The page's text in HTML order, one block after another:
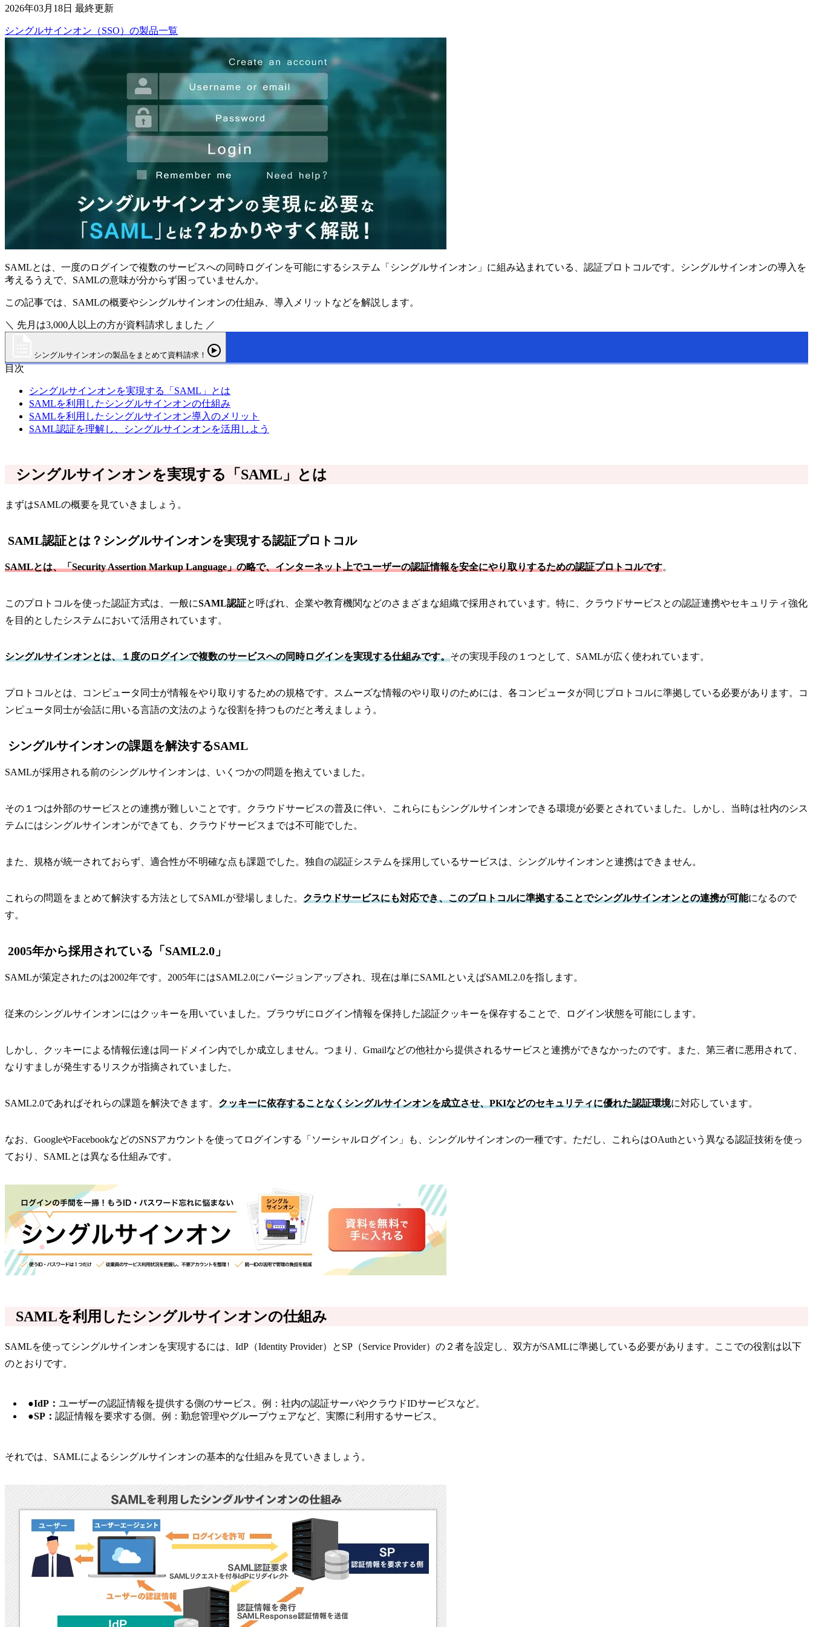
2026年03月18日 最終更新
シングルサインオン（SSO） の製品一覧
SAMLとは、一度のログインで複数のサービスへの同時ログインを可能にするシステム「シングルサインオン」に組み込まれている、認証プロトコルです。シングルサインオンの導入を
考えるうえで、SAMLの意味が分からず困っていませんか。
この記事では、SAMLの概要やシングルサインオンの仕組み、導入メリットなどを解説します。
＼ 先月は3,000人以上の方が資料請求しました ／
シングルサインオンの製品をまとめて資料請求！
目次
シングルサインオンを実現する「SAML」とは
SAMLを利用したシングルサインオンの仕組み
SAMLを利用したシングルサインオン導入のメリット
SAML認証を理解し、シングルサインオンを活用しよう
シングルサインオンを実現する「SAML」とは
まずはSAMLの概要を見ていきましょう。
SAML認証とは？シングルサインオンを実現する認証プロトコル
SAMLとは、「Security Assertion Markup Language」の略で、インターネット上でユーザーの認証情報を安全にやり取りするための認証プロトコルです。
このプロトコルを使った認証方式は、一般にSAML認証と呼ばれ、企業や教育機関などのさまざまな組織で採用されています。特に、クラウドサービスとの認証連携やセキュリティ強化
を目的としたシステムにおいて活用されています。
シングルサインオンとは、１度のログインで複数のサービスへの同時ログインを実現する仕組みです。その実現手段の１つとして、SAMLが広く使われています。
プロトコルとは、コンピュータ同士が情報をやり取りするための規格です。スムーズな情報のやり取りのためには、各コンピュータが同じプロトコルに準拠している必要があります。コ
ンピュータ同士が会話に用いる言語の文法のような役割を持つものだと考えましょう。
シングルサインオンの課題を解決するSAML
SAMLが採用される前のシングルサインオンは、いくつかの問題を抱えていました。
その１つは外部のサービスとの連携が難しいことです。クラウドサービスの普及に伴い、これらにもシングルサインオンできる環境が必要とされていました。しかし、当時は社内のシス
テムにはシングルサインオンができても、クラウドサービスまでは不可能でした。
また、規格が統一されておらず、適合性が不明確な点も課題でした。独自の認証システムを採用しているサービスは、シングルサインオンと連携はできません。
これらの問題をまとめて解決する方法としてSAMLが登場しました。 クラウドサービスにも対応でき、このプロトコルに準拠することでシングルサインオンとの連携が可能になるので
す。
2005年から採用されている「SAML2.0」
SAMLが策定されたのは2002年です。2005年にはSAML2.0にバージョンアップされ、現在は単にSAMLといえばSAML2.0を指します。
従来のシングルサインオンにはクッキーを用いていました。ブラウザにログイン情報を保持した認証クッキーを保存することで、ログイン状態を可能にします。
しかし、クッキーによる情報伝達は同一ドメイン内でしか成立しません。つまり、Gmailなどの他社から提供されるサービスと連携ができなかったのです。また、第三者に悪用されて、
なりすましが発生するリスクが指摘されていました。
SAML2.0であればそれらの課題を解決できます。 クッキーに依存することなくシングルサインオンを成立させ、PKIなどのセキュリティに優れた認証環境に対応しています。
なお、GoogleやFacebookなどのSNSアカウントを使ってログインする「ソーシャルログイン」も、シングルサインオンの一種です。ただし、これらはOAuthという異なる認証技術を使っ
ており、SAMLとは異なる仕組みです。
SAMLを利用したシングルサインオンの仕組み
SAMLを使ってシングルサインオンを実現するには、IdP（Identity Provider）とSP（Service Provider）の２者を設定し、双方がSAMLに準拠している必要があります。ここでの役割は以下
のとおりです。
●IdP： ユーザーの認証情報を提供する側のサービス。例：社内の認証サーバやクラウドIDサービスなど。
●SP： 認証情報を要求する側。例：勤怠管理やグループウェアなど、実際に利用するサービス。
それでは、SAMLによるシングルサインオンの基本的な仕組みを見ていきましょう。